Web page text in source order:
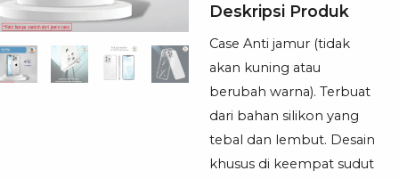
Deskripsi Produk
Case Anti jamur (tidak
akan kuning atau
berubah warna). Terbuat
dari bahan silikon yang
tebal dan lembut. Desain
khusus di keempat sudut